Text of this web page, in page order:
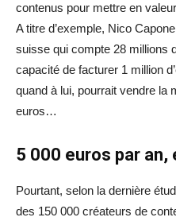
contenus pour mettre en
A titre d’exemple, Nico
suisse qui compte 28 millions
capacité de facturer 1 million
quand à lui, pourrait vendre la
euros…
5 000 euros par an,
Pourtant, selon la dernière
des 150 000 créateurs de